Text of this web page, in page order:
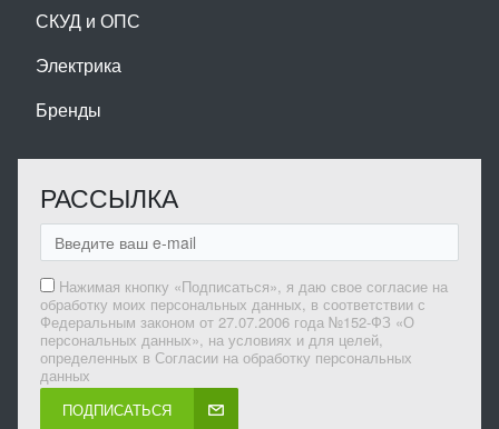
СКУД и ОПС
Электрика
Бренды
РАССЫЛКА
Нажимая кнопку «Подписаться», я даю свое согласие на
обработку моих персональных данных, в соответствии с
Федеральным законом от 27.07.2006 года №152-ФЗ «О
персональных данных», на условиях и для целей,
определенных в Согласии на обработку персональных
данных
ПОДПИСАТЬСЯ